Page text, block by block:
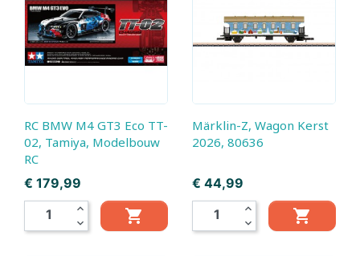
RC BMW M4 GT3 Eco TT-
02, Tamiya, Modelbouw
RC
Prijs
€ 179,99
expand_less
expand_more

Märklin-Z, Wagon Kerst
2026, 80636
Prijs
€ 44,99
expand_less
expand_more
